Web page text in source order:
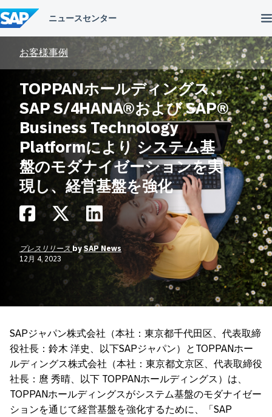
ン
テ
ン
お客様事例
TOPPANホールディングス、
SAP S/4HANA®および SAP®
Business Technology
Platformにより システム基
盤のモダナイゼーションを実
現し、経営基盤を強化
プレスリリース bySAP News
12月 4, 2023
SAPジャパン株式会社（本社：東京都千代田区、代表取締
役社長：鈴木 洋史、以下SAPジャパン）とTOPPANホー
ルディングス株式会社（本社：東京都文京区、代表取締役
社長：麿 秀晴、以下 TOPPANホールディングス）は、
TOPPANホールディングスがシステム基盤のモダナイゼー
ションを通じて経営基盤を強化するために、「SAP